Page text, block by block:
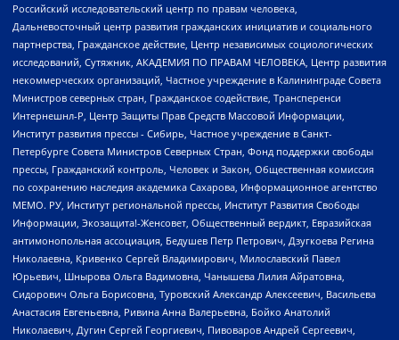
Российский исследовательский центр по правам человека,
Дальневосточный центр развития гражданских инициатив и социального
партнерства, Гражданское действие, Центр независимых социологических
исследований, Сутяжник, АКАДЕМИЯ ПО ПРАВАМ ЧЕЛОВЕКА, Центр развития
некоммерческих организаций, Частное учреждение в Калининграде Совета
Министров северных стран, Гражданское содействие, Трансперенси
Интернешнл-Р, Центр Защиты Прав Средств Массовой Информации,
Институт развития прессы - Сибирь, Частное учреждение в Санкт-
Петербурге Совета Министров Северных Стран, Фонд поддержки свободы
прессы, Гражданский контроль, Человек и Закон, Общественная комиссия
по сохранению наследия академика Сахарова, Информационное агентство
МЕМО. РУ, Институт региональной прессы, Институт Развития Свободы
Информации, Экозащита!-Женсовет, Общественный вердикт, Евразийская
антимонопольная ассоциация, Бедушев Петр Петрович, Дзугкоева Регина
Николаевна, Кривенко Сергей Владимирович, Милославский Павел
Юрьевич, Шнырова Ольга Вадимовна, Чанышева Лилия Айратовна,
Сидорович Ольга Борисовна, Туровский Александр Алексеевич, Васильева
Анастасия Евгеньевна, Ривина Анна Валерьевна, Бойко Анатолий
Николаевич, Дугин Сергей Георгиевич, Пивоваров Андрей Сергеевич,